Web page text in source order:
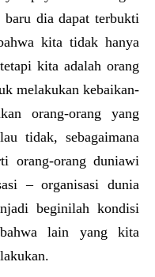
baru dia dapat terbukti
kita tidak hanya
kita adalah orang
melakukan kebaikan-
orang-orang yang
tidak, sebagaimana
orang-orang duniawi
– organisasi dunia
beginilah kondisi
lain yang kita